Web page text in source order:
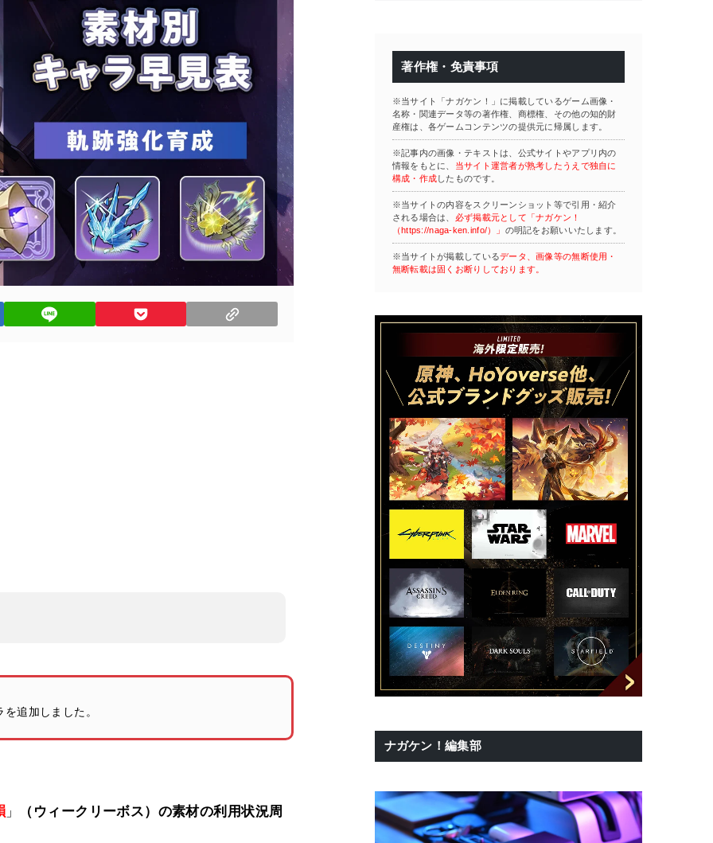
追加しました。
」 （ウィークリーボス）の素材の利用状況周
著作権・免責事項
※当サイト「ナガケン！」に掲載しているゲーム画像・
名称・関連データ等の著作権、商標権、その他の知的財
産権は、各ゲームコンテンツの提供元に帰属します。
※記事内の画像・テキストは、公式サイトやアプリ内の
情報をもとに、
当サイト運営者が熟考したうえで独自に
構成・作成したものです。
※当サイトの内容をスクリーンショット等で引用・紹介
される場合は、
必ず掲載元として「ナガケン！
（https://naga-ken.info/）」 の明記をお願いいたします。
※当サイトが掲載しているデータ、画像等の無断使用・
無断転載は固くお断りしております。
ナガケン！編集部